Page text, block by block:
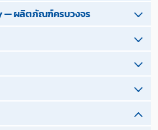
— ผลิตภัณฑ์ครบวงจร